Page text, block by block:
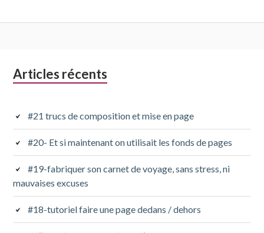
Colonne
subsidiaire
Articles récents
#21 trucs de composition et mise en page
#20- Et si maintenant on utilisait les fonds de pages
#19-fabriquer son carnet de voyage, sans stress, ni
mauvaises excuses
#18-tutoriel faire une page dedans / dehors